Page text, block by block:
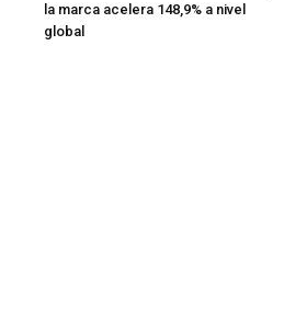
la marca acelera 148,9% a nivel
global